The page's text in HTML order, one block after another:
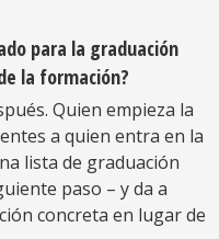
para la graduación
la formación?
Quien empieza la
a quien entra en la
lista de graduación
paso – y da a
concreta en lugar de